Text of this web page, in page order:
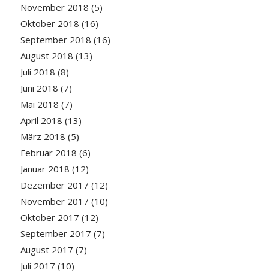
November 2018 (5)
Oktober 2018 (16)
September 2018 (16)
August 2018 (13)
Juli 2018 (8)
Juni 2018 (7)
Mai 2018 (7)
April 2018 (13)
März 2018 (5)
Februar 2018 (6)
Januar 2018 (12)
Dezember 2017 (12)
November 2017 (10)
Oktober 2017 (12)
September 2017 (7)
August 2017 (7)
Juli 2017 (10)